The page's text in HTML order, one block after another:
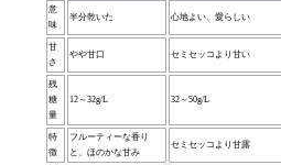
意
味
半分乾いた 心地よい、愛らしい
甘
さ
やや甘口 セミセッコより甘い
残
糖
量
12～32g/L 32～50g/L
特
徴
フルーティーな香り
と、ほのかな甘み
セミセッコより甘露